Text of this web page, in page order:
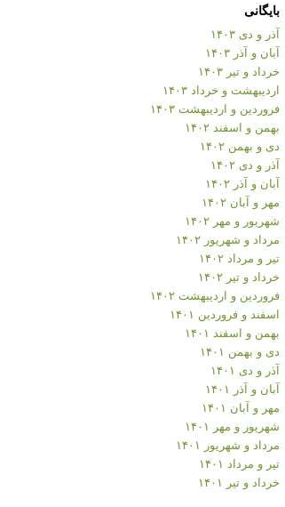
بایگانی
آذر و دی ۱۴۰۳
آبان و آذر ۱۴۰۳
خرداد و تیر ۱۴۰۳
اردیبهشت و خرداد ۱۴۰۳
فروردین و اردیبهشت ۱۴۰۳
بهمن و اسفند ۱۴۰۲
دی و بهمن ۱۴۰۲
آذر و دی ۱۴۰۲
آبان و آذر ۱۴۰۲
مهر و آبان ۱۴۰۲
شهریور و مهر ۱۴۰۲
مرداد و شهریور ۱۴۰۲
تیر و مرداد ۱۴۰۲
خرداد و تیر ۱۴۰۲
فروردین و اردیبهشت ۱۴۰۲
اسفند و فروردین ۱۴۰۱
بهمن و اسفند ۱۴۰۱
دی و بهمن ۱۴۰۱
آذر و دی ۱۴۰۱
آبان و آذر ۱۴۰۱
مهر و آبان ۱۴۰۱
شهریور و مهر ۱۴۰۱
مرداد و شهریور ۱۴۰۱
تیر و مرداد ۱۴۰۱
خرداد و تیر ۱۴۰۱